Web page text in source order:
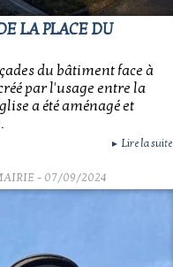
LA PLACE DU
du bâtiment face à
par l'usage entre la
a été aménagé et
► Lire la suite
- 07/09/2024